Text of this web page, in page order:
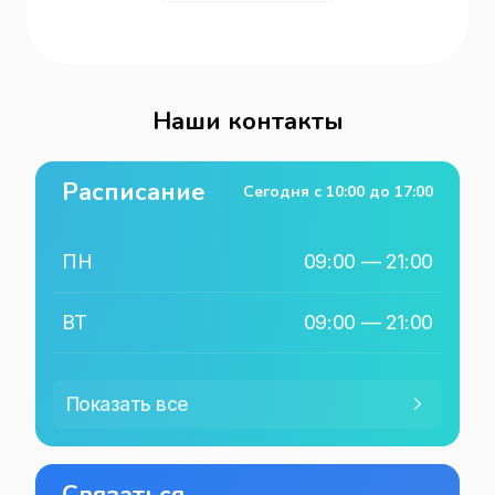
Наши контакты
Расписание Сегодня с 10:00 до 17:00
ПН 09:00 — 21:00
ВТ 09:00 — 21:00
ЧТ 09:00—21:00
Показать все